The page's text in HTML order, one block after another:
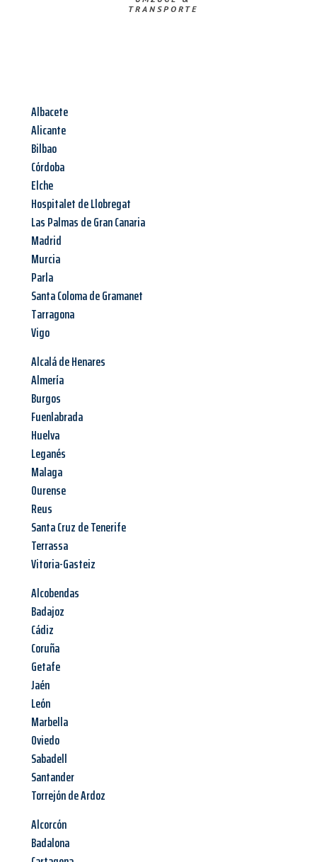
TRANSPORTE
Albacete
Alicante
Bilbao
Córdoba
Elche
Hospitalet de Llobregat
Las Palmas de Gran Canaria
Madrid
Murcia
Parla
Santa Coloma de Gramanet
Tarragona
Vigo
Alcalá de Henares
Almería
Burgos
Fuenlabrada
Huelva
Leganés
Malaga
Ourense
Reus
Santa Cruz de Tenerife
Terrassa
Vitoria-Gasteiz
Alcobendas
Badajoz
Cádiz
Coruña
Getafe
Jaén
León
Marbella
Oviedo
Sabadell
Santander
Torrejón de Ardoz
Alcorcón
Badalona